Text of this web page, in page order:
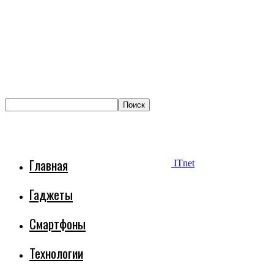
ITnet
Главная
Гаджеты
Смартфоны
Технологии